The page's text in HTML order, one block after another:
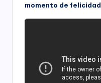
momento de felicidad